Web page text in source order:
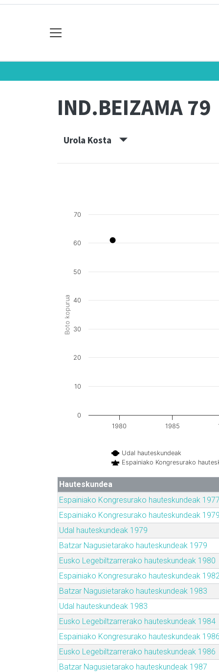
IND.BEIZAMA 79
Urola Kosta
Boto kopurua
Udal hauteskundeak
Espainiako Kongresurako
1980 1985
0
10
20
30
40
50
60
70
Hauteskundea
Espainiako Kongresurako hauteskundeak 1977
Espainiako Kongresurako hauteskundeak 1979
Udal hauteskundeak 1979
Batzar Nagusietarako hauteskundeak 1979
Eusko Legebiltzarrerako hauteskundeak 1980
Espainiako Kongresurako hauteskundeak 1982
Batzar Nagusietarako hauteskundeak 1983
Udal hauteskundeak 1983
Eusko Legebiltzarrerako hauteskundeak 1984
Espainiako Kongresurako hauteskundeak 1986
Eusko Legebiltzarrerako hauteskundeak 1986
Batzar Nagusietarako hauteskundeak 1987